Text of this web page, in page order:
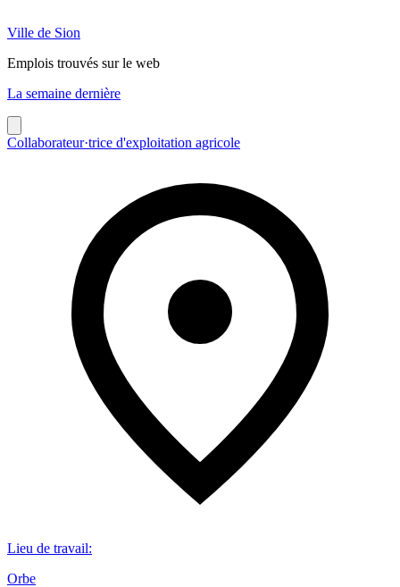
Ville de Sion
Emplois trouvés sur le web
La semaine dernière
Collaborateur·trice d'exploitation agricole
Lieu de travail:
Orbe